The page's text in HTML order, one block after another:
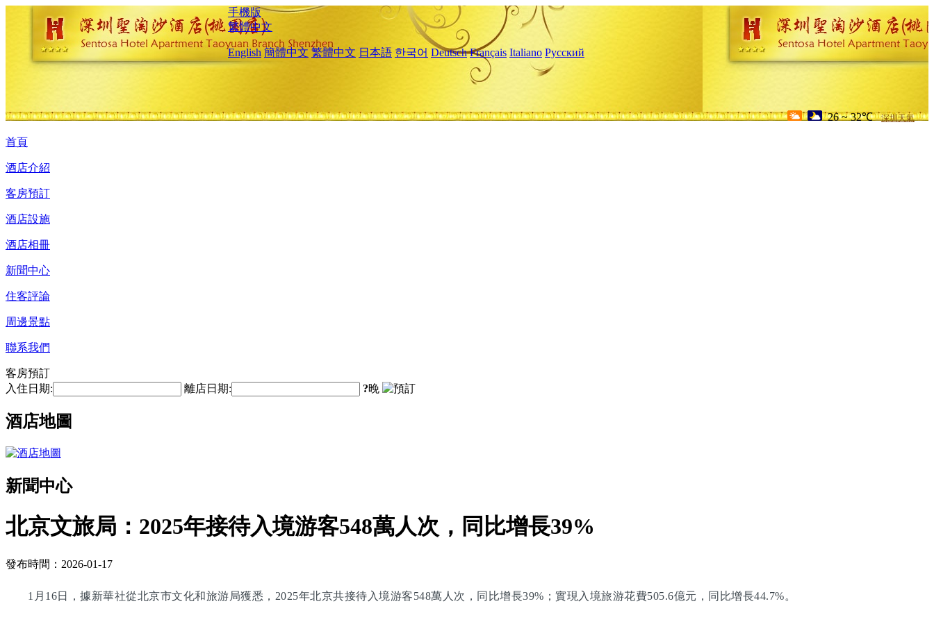
手機版
繁體中文
English 簡體中文 繁體中文 日本語 한국어 Deutsch Français Italiano Русский
26 ~ 32℃ 深圳天氣
首頁
酒店介紹
客房預訂
酒店設施
酒店相冊
新聞中心
住客評論
周邊景點
聯系我們
客房預訂
入住日期:
離店日期: ?晚
酒店地圖
新聞中心
北京文旅局：2025年接待入境游客548萬人次，同比增長39%
發布時間：2026-01-17
1月16日，據新華社從北京市文化和旅游局獲悉，2025年北京共接待入境游客548萬人次，同比增長39%；實現入境旅游花費505.6億元，同比增長44.7%。